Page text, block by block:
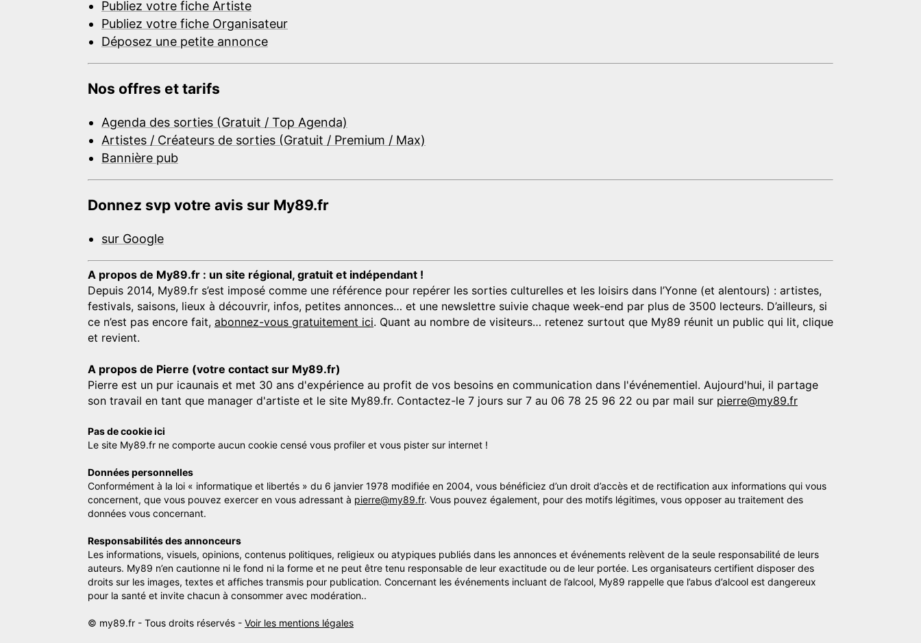
Publiez votre fiche Artiste
Publiez votre fiche Organisateur
Déposez une petite annonce
Nos offres et tarifs
Agenda des sorties (Gratuit / Top Agenda)
Artistes / Créateurs de sorties (Gratuit / Premium / Max)
Bannière pub
Donnez svp votre avis sur My89.fr
sur Google
A propos de My89.fr : un site régional, gratuit et indépendant !
Depuis 2014, My89.fr s’est imposé comme une référence pour repérer les sorties culturelles et les loisirs dans l’Yonne (et alentours) : artistes,
festivals, saisons, lieux à découvrir, infos, petites annonces… et une newslettre suivie chaque week-end par plus de 3500 lecteurs. D’ailleurs, si
ce n’est pas encore fait, abonnez-vous gratuitement ici. Quant au nombre de visiteurs… retenez surtout que My89 réunit un public qui lit, clique
et revient.
A propos de Pierre (votre contact sur My89.fr)
Pierre est un pur icaunais et met 30 ans d'expérience au profit de vos besoins en communication dans l'événementiel. Aujourd'hui, il partage
son travail en tant que manager d'artiste et le site My89.fr. Contactez-le 7 jours sur 7 au 06 78 25 96 22 ou par mail sur pierre@my89.fr
Pas de cookie ici
Le site My89.fr ne comporte aucun cookie censé vous profiler et vous pister sur internet !
Données personnelles
Conformément à la loi « informatique et libertés » du 6 janvier 1978 modifiée en 2004, vous bénéficiez d’un droit d’accès et de rectification aux informations qui vous
concernent, que vous pouvez exercer en vous adressant à pierre@my89.fr. Vous pouvez également, pour des motifs légitimes, vous opposer au traitement des
données vous concernant.
Responsabilités des annonceurs
Les informations, visuels, opinions, contenus politiques, religieux ou atypiques publiés dans les annonces et événements relèvent de la seule responsabilité de leurs
auteurs. My89 n’en cautionne ni le fond ni la forme et ne peut être tenu responsable de leur exactitude ou de leur portée. Les organisateurs certifient disposer des
droits sur les images, textes et affiches transmis pour publication. Concernant les événements incluant de l’alcool, My89 rappelle que l’abus d’alcool est dangereux
pour la santé et invite chacun à consommer avec modération..
© my89.fr - Tous droits réservés - Voir les mentions légales